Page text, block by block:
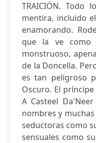
TRAICIÓN. Todo
mentira, incluido
enamorando.
que la ve
monstruoso,
de la Doncella.
es tan peligroso
Oscuro. El príncipe
A Casteel
nombres y
seductoras como
sensuales como